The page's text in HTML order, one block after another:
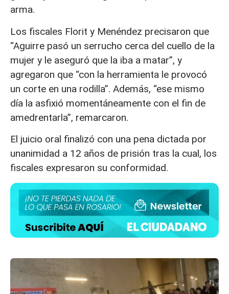
arma.
Los fiscales Florit y Menéndez precisaron que
“Aguirre pasó un serrucho cerca del cuello de la
mujer y le aseguró que la iba a matar”, y
agregaron que “con la herramienta le provocó
un corte en una rodilla”. Además, “ese mismo
día la asfixió momentáneamente con el fin de
amedrentarla”, remarcaron.
El juicio oral finalizó con una pena dictada por
unanimidad a 12 años de prisión tras la cual, los
fiscales expresaron su conformidad.